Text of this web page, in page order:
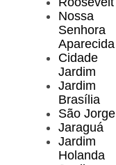
Nossa
Senhora
Aparecida
Cidade
Jardim
Jardim
Brasília
São Jorge
Jaraguá
Jardim
Holanda